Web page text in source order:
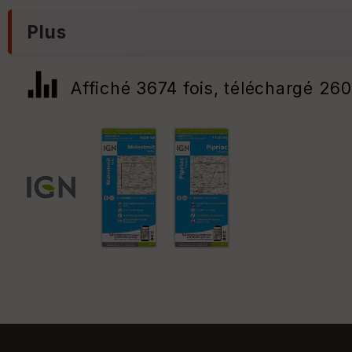
Plus
Affiché 3674 fois, téléchargé